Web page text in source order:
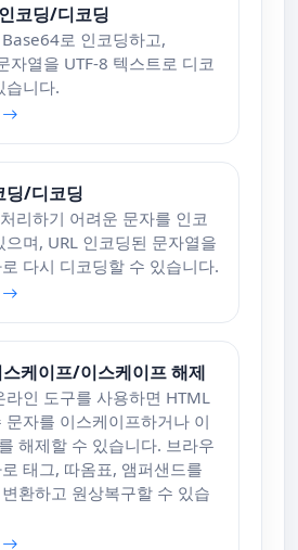
코딩/디코딩
로 인코딩하고,
자열을 UTF-8 텍스트로 디코
습니다.
딩/디코딩
리하기 어려운 문자를 인코
으며, URL 인코딩된 문자열을
다시 디코딩할 수 있습니다.
케이프/이스케이프 해제
라인 도구를 사용하면 HTML
문자를 이스케이프하거나 이
해제할 수 있습니다. 브라우
태그, 따옴표, 앰퍼샌드를
환하고 원상복구할 수 있습